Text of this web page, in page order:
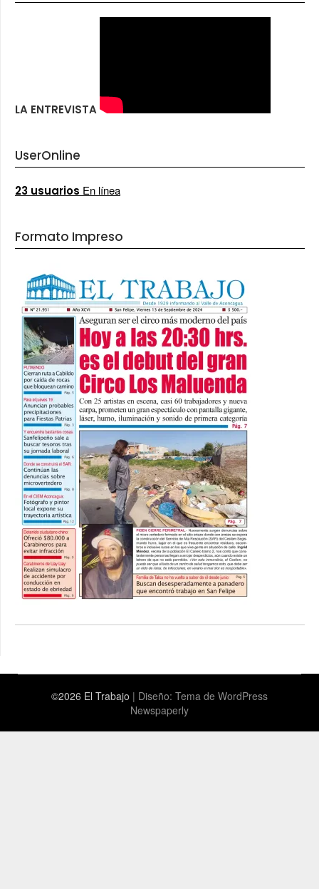
LA ENTREVISTA
UserOnline
23 usuarios En línea
Formato Impreso
©2026 El Trabajo | Diseño: Tema de WordPress
Newspaperly